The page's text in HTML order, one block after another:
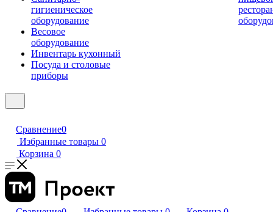
гигиеническое
оборудование
Весовое
оборудование
Инвентарь кухонный
Посуда и столовые
приборы
Сравнение0
Избранные товары 0
Корзина 0